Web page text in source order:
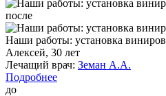
после
Наши работы: установка виниров
Алексей, 30 лет
Лечащий врач: Земан А.А.
Подробнее
до